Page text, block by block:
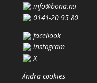
info@bona.nu
0141-20 95 80
facebook
instagram
X
Ändra cookies